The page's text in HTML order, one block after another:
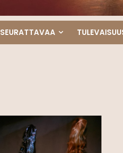
SEURATTAVAA